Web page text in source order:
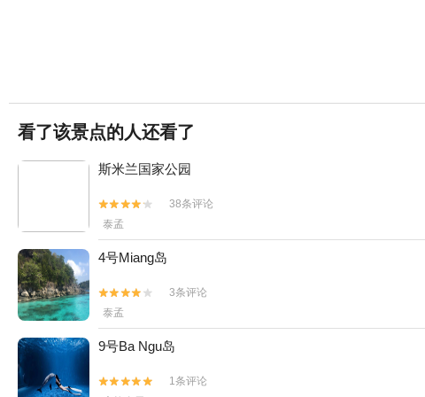
看了该景点的人还看了
斯米兰国家公园


38条评论
泰孟
4号Miang岛


3条评论
泰孟
9号Ba Ngu岛


1条评论